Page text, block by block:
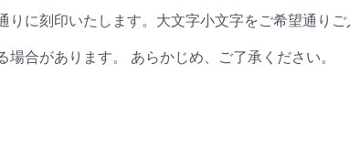
に刻印いたします。大文字小文字をご希望通りご
合があります。 あらかじめ、ご了承ください。